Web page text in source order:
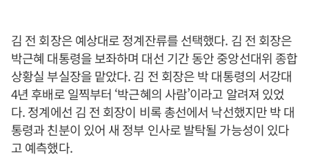
김 전 회장은 예상대로 정계잔류를 선택했다. 김 전 회장은
박근혜 대통령을 보좌하며 대선 기간 동안 중앙선대위 종합
상황실 부실장을 맡았다. 김 전 회장은 박 대통령의 서강대
4년 후배로 일찍부터 ‘박근혜의 사람’이라고 알려져 있었
다. 정계에선 김 전 회장이 비록 총선에서 낙선했지만 박 대
통령과 친분이 있어 새 정부 인사로 발탁될 가능성이 있다
고 예측했다.